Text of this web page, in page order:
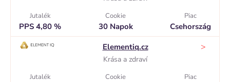
Jutalék
PPS 4,80 %
Cookie
30 Napok
Piac
Csehország
Elementiq.cz
Krása a zdraví
>
Jutalék Cookie Piac